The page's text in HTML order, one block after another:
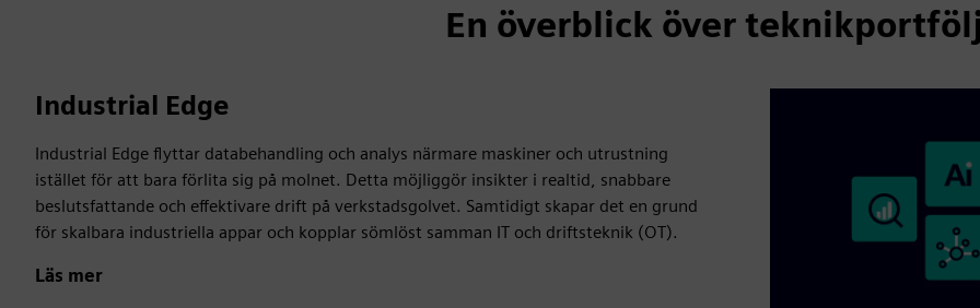
En överblick över
Industrial Edge
Industrial Edge flyttar databehandling och analys närmare maskiner och utrustning
istället för att bara förlita sig på molnet. Detta möjliggör insikter i realtid, snabbare
beslutsfattande och effektivare drift på verkstadsgolvet. Samtidigt skapar det en grund
för skalbara industriella appar och kopplar sömlöst samman IT och driftsteknik (OT).
Läs mer